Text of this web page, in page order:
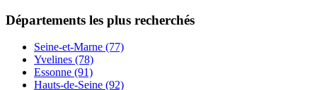
Départements les plus recherchés
Seine-et-Marne (77)
Yvelines (78)
Essonne (91)
Hauts-de-Seine (92)